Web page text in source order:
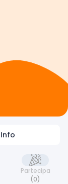
Info
Partecipa
(0)